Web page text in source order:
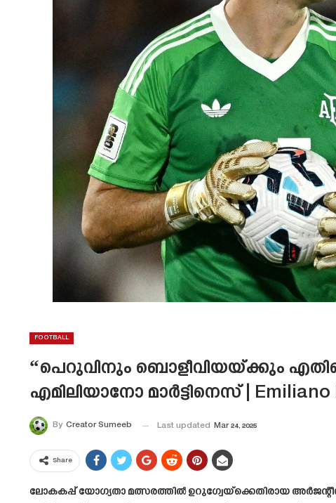
FOOTBALL
“പെറുവിനും ബൊളീവിയയ്ക്കും
എമിലിയാനോ മാർട്ടിനെസ് | Emiliano
By Creator Sumeeb Last updated Mar 24, 2025
Share
ലോകകപ്പ് യോഗ്യതാ മത്സരത്തിൽ ഉറുഗ്വേയ്‌ക്കെതിരായ